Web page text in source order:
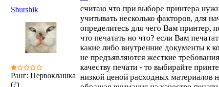
Shurshik
Ранг: Первоклашка
(?)
считаю что при выборе принтера
учитывать несколько факторов, для
определитесь для чего Вам принтер,
что печатать но что? если Вам
какие либо внутренние документы к
не предъявляются жесткие
качеству печати - то выбирайте
низкой ценой расходных материалов